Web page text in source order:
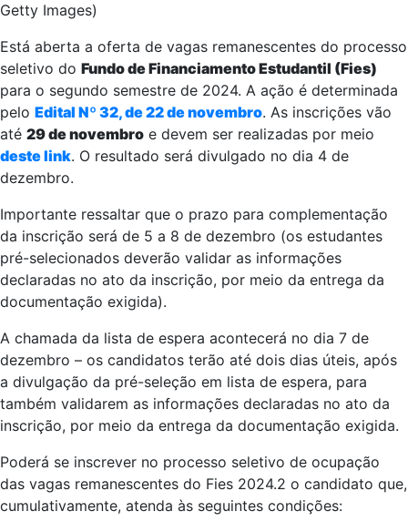
Getty Images)
Está aberta a oferta de vagas remanescentes do processo
seletivo do Fundo de Financiamento Estudantil (Fies)
para o segundo semestre de 2024. A ação é determinada
pelo Edital Nº 32, de 22 de novembro. As inscrições vão
até 29 de novembro e devem ser realizadas por meio
deste link. O resultado será divulgado no dia 4 de
dezembro.
Importante ressaltar que o prazo para complementação
da inscrição será de 5 a 8 de dezembro (os estudantes
pré-selecionados deverão validar as informações
declaradas no ato da inscrição, por meio da entrega da
documentação exigida).
A chamada da lista de espera acontecerá no dia 7 de
dezembro – os candidatos terão até dois dias úteis, após
a divulgação da pré-seleção em lista de espera, para
também validarem as informações declaradas no ato da
inscrição, por meio da entrega da documentação exigida.
Poderá se inscrever no processo seletivo de ocupação
das vagas remanescentes do Fies 2024.2 o candidato que,
cumulativamente, atenda às seguintes condições: